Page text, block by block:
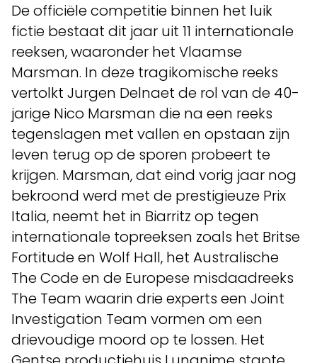
De officiële competitie binnen het luik
fictie bestaat dit jaar uit 11 internationale
reeksen, waaronder het Vlaamse
Marsman. In deze tragikomische reeks
vertolkt Jurgen Delnaet de rol van de 40-
jarige Nico Marsman die na een reeks
tegenslagen met vallen en opstaan zijn
leven terug op de sporen probeert te
krijgen. Marsman, dat eind vorig jaar nog
bekroond werd met de prestigieuze Prix
Italia, neemt het in Biarritz op tegen
internationale topreeksen zoals het Britse
Fortitude en Wolf Hall, het Australische
The Code en de Europese misdaadreeks
The Team waarin drie experts een Joint
Investigation Team vormen om een
drievoudige moord op te lossen. Het